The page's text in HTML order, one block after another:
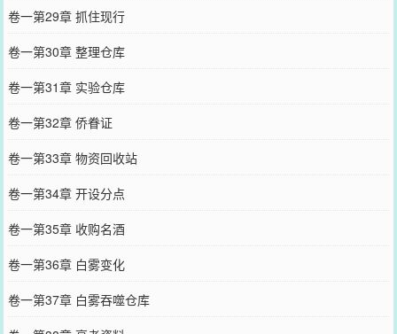
卷一第29章 抓住现行
卷一第30章 整理仓库
卷一第31章 实验仓库
卷一第32章 侨眷证
卷一第33章 物资回收站
卷一第34章 开设分点
卷一第35章 收购名酒
卷一第36章 白雾变化
卷一第37章 白雾吞噬仓库